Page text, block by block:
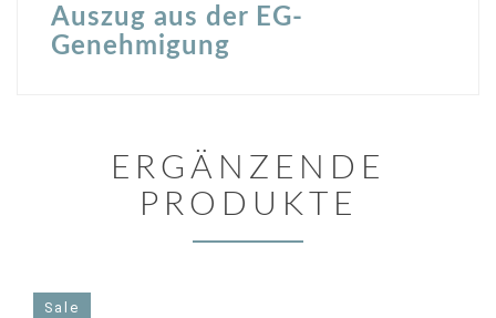
Auszug aus der EG-
Genehmigung
ERGÄNZENDE
PRODUKTE
Sale